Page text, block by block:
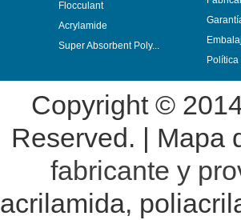
Flocculant
Acrylamide
Super Absorbent Poly...
Copyright ©
Reserved. | Mapa
fabricante y
acrilamida,